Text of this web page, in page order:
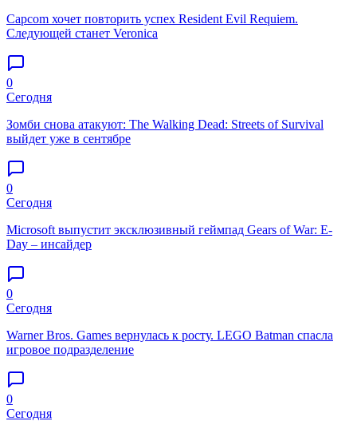
Capcom хочет повторить успех Resident Evil Requiem.
Следующей станет Veronica
0
Сегодня
Зомби снова атакуют: The Walking Dead: Streets of Survival
выйдет уже в сентябре
0
Сегодня
Microsoft выпустит эксклюзивный геймпад Gears of War: E-
Day – инсайдер
0
Сегодня
Warner Bros. Games вернулась к росту. LEGO Batman спасла
игровое подразделение
0
Сегодня